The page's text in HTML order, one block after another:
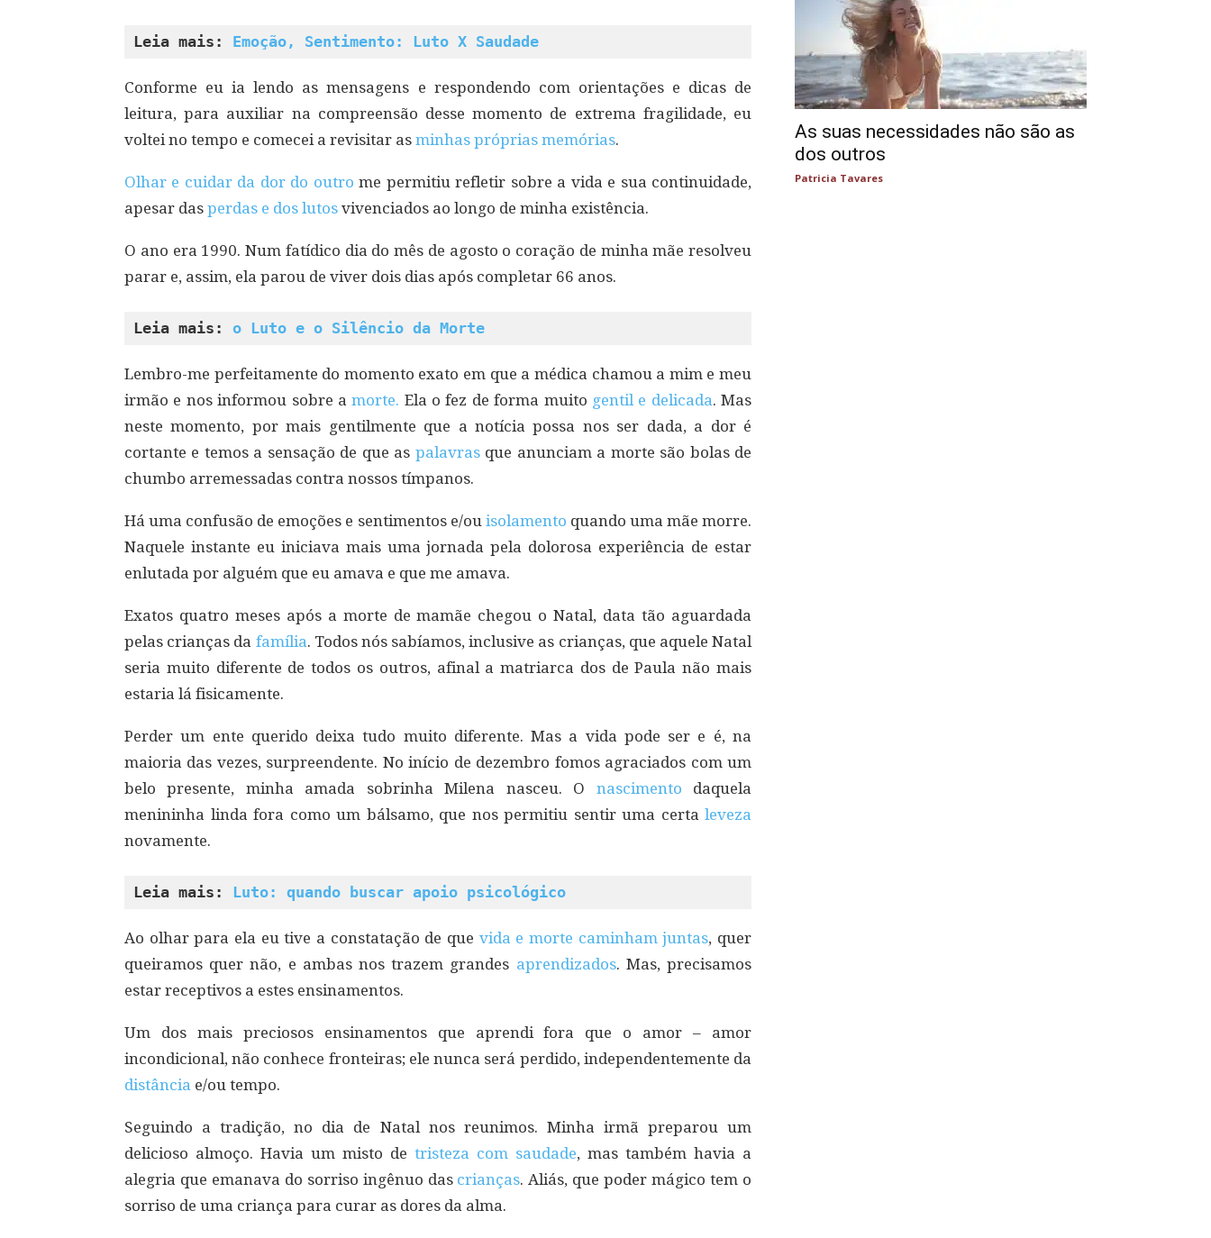
Leia mais: Emoção, Sentimento: Luto X Saudade
Conforme eu ia lendo as mensagens e respondendo com orientações e dicas de
leitura, para auxiliar na compreensão desse momento de extrema fragilidade, eu
voltei no tempo e comecei a revisitar as minhas próprias memórias.
Olhar e cuidar da dor do outro me permitiu refletir sobre a vida e sua continuidade,
apesar das perdas e dos lutos vivenciados ao longo de minha existência.
O ano era 1990. Num fatídico dia do mês de agosto o coração de minha mãe resolveu
parar e, assim, ela parou de viver dois dias após completar 66 anos.
Leia mais: o Luto e o Silêncio da Morte
Lembro-me perfeitamente do momento exato em que a médica chamou a mim e meu
irmão e nos informou sobre a morte. Ela o fez de forma muito gentil e delicada. Mas
neste momento, por mais gentilmente que a notícia possa nos ser dada, a dor é
cortante e temos a sensação de que as palavrasque anunciam a morte são bolas de
chumbo arremessadas contra nossos tímpanos.
Há uma confusão de emoções e sentimentos e/ou isolamento quando uma mãe morre.
Naquele instante eu iniciava mais uma jornada pela dolorosa experiência de estar
enlutada por alguém que eu amava e que me amava.
Exatos quatro meses após a morte de mamãe chegou o Natal, data tão aguardada
pelas crianças da família. Todos nós sabíamos, inclusive as crianças, que aquele Natal
seria muito diferente de todos os outros, afinal a matriarca dos de Paula não mais
estaria lá fisicamente.
Perder um ente querido deixa tudo muito diferente. Mas a vida pode ser e é, na
maioria das vezes, surpreendente. No início de dezembro fomos agraciados com um
belo presente, minha amada sobrinha Milena nasceu. O nascimento daquela
menininha linda fora como um bálsamo, que nos permitiu sentir uma certa leveza
novamente.
Leia mais: Luto: quando buscar apoio psicológico
Ao olhar para ela eu tive a constatação de que vida e morte caminham juntas, quer
queiramos quer não, e ambas nos trazem grandes aprendizados. Mas, precisamos
estar receptivos a estes ensinamentos.
Um dos mais preciosos ensinamentos que aprendi fora que o amor – amor
incondicional, não conhece fronteiras; ele nunca será perdido, independentemente da
distância e/ou tempo.
Seguindo a tradição, no dia de Natal nos reunimos. Minha irmã preparou um
delicioso almoço. Havia um misto de tristeza com saudade, mas também havia a
alegria que emanava do sorriso ingênuo das crianças. Aliás, que poder mágico tem o
sorriso de uma criança para curar as dores da alma.
As suas necessidades não são as
dos outros
Patricia Tavares